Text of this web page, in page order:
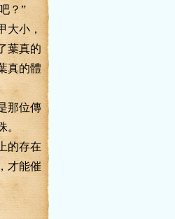
？”
小，
葉真的
真的體
那位傳
。
的存在
才能催